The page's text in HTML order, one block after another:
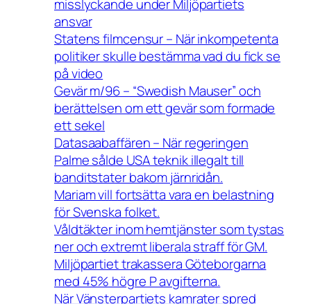
misslyckande under Miljöpartiets
ansvar
Statens filmcensur – När inkompetenta
politiker skulle bestämma vad du fick se
på video
Gevär m/96 – “Swedish Mauser” och
berättelsen om ett gevär som formade
ett sekel
Datasaabaffären – När regeringen
Palme sålde USA teknik illegalt till
banditstater bakom järnridån.
Mariam vill fortsätta vara en belastning
för Svenska folket.
Våldtäkter inom hemtjänster som tystas
ner och extremt liberala straff för GM.
Miljöpartiet trakassera Göteborgarna
med 45% högre P avgifterna.
När Vänsterpartiets kamrater spred